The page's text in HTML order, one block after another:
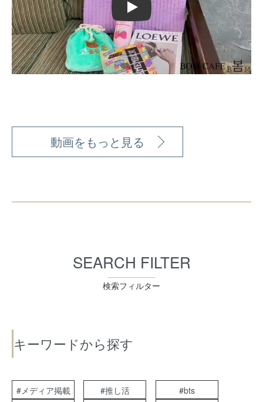
Play
動画をもっと見る
SEARCH FILTER
検索フィルター
キーワードから探す
#メディア掲載 #推し活
#bts